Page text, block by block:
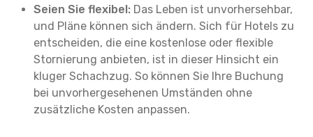
Seien Sie flexibel: Das Leben ist unvorhersehbar,
und Pläne können sich ändern. Sich für Hotels zu
entscheiden, die eine kostenlose oder flexible
Stornierung anbieten, ist in dieser Hinsicht ein
kluger Schachzug. So können Sie Ihre Buchung
bei unvorhergesehenen Umständen ohne
zusätzliche Kosten anpassen.